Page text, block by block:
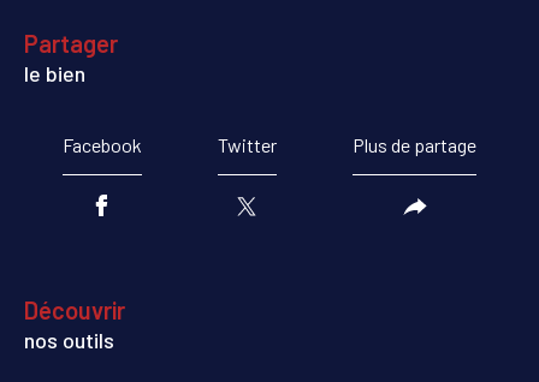
partager
le bien
Facebook Twitter Plus de partage
découvrir
nos outils